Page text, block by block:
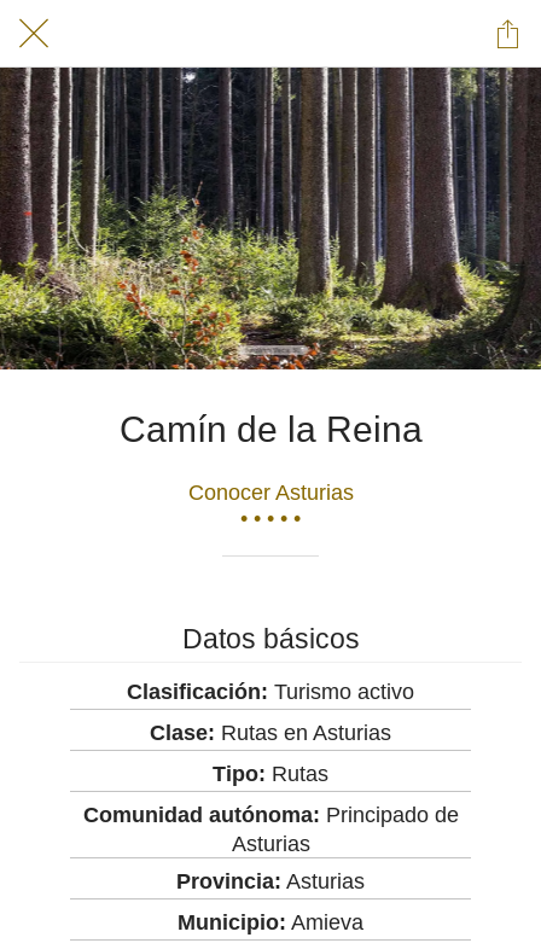
Camín de la Reina
Conocer Asturias
• • • • •
Datos básicos
Clasificación: Turismo activo
Clase: Rutas en Asturias
Tipo: Rutas
Comunidad autónoma: Principado de
Asturias
Provincia: Asturias
Municipio: Amieva